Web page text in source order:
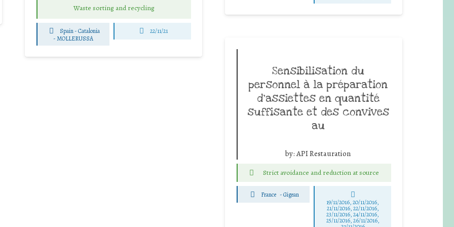
Waste sorting and recycling
Spain - Catalonia
-MOLLERUSSA
22/11/21
Sensibilisation du
personnel à la préparation
d’assiettes en quantité
suffisante et des convives
au
by:API Restauration
Strict avoidance and reduction at source
France -Gigean
19/11/2016, 20/11/2016,
21/11/2016, 22/11/2016,
23/11/2016, 24/11/2016,
25/11/2016, 26/11/2016,